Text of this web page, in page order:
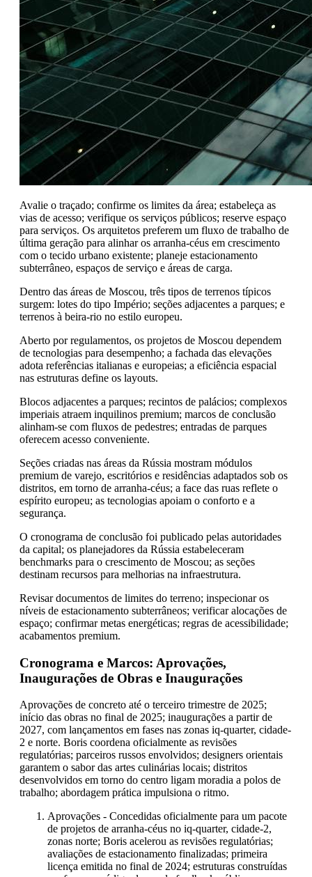
Avalie o traçado; confirme os limites da área; estabeleça as
vias de acesso; verifique os serviços públicos; reserve espaço
para serviços. Os arquitetos preferem um fluxo de trabalho de
última geração para alinhar os arranha-céus em crescimento
com o tecido urbano existente; planeje estacionamento
subterrâneo, espaços de serviço e áreas de carga.
Dentro das áreas de Moscou, três tipos de terrenos típicos
surgem: lotes do tipo Império; seções adjacentes a parques; e
terrenos à beira-rio no estilo europeu.
Aberto por regulamentos, os projetos de Moscou dependem
de tecnologias para desempenho; a fachada das elevações
adota referências italianas e europeias; a eficiência espacial
nas estruturas define os layouts.
Blocos adjacentes a parques; recintos de palácios; complexos
imperiais atraem inquilinos premium; marcos de conclusão
alinham-se com fluxos de pedestres; entradas de parques
oferecem acesso conveniente.
Seções criadas nas áreas da Rússia mostram módulos
premium de varejo, escritórios e residências adaptados sob os
distritos, em torno de arranha-céus; a face das ruas reflete o
espírito europeu; as tecnologias apoiam o conforto e a
segurança.
O cronograma de conclusão foi publicado pelas autoridades
da capital; os planejadores da Rússia estabeleceram
benchmarks para o crescimento de Moscou; as seções
destinam recursos para melhorias na infraestrutura.
Revisar documentos de limites do terreno; inspecionar os
níveis de estacionamento subterrâneos; verificar alocações de
espaço; confirmar metas energéticas; regras de acessibilidade;
acabamentos premium.
Cronograma e Marcos: Aprovações,
Inaugurações de Obras e Inaugurações
Aprovações de concreto até o terceiro trimestre de 2025;
início das obras no final de 2025; inaugurações a partir de
2027, com lançamentos em fases nas zonas iq-quarter, cidade-
2 e norte. Boris coordena oficialmente as revisões
regulatórias; parceiros russos envolvidos; designers orientais
garantem o sabor das artes culinárias locais; distritos
desenvolvidos em torno do centro ligam moradia a polos de
trabalho; abordagem prática impulsiona o ritmo.
Aprovações - Concedidas oficialmente para um pacote
de projetos de arranha-céus no iq-quarter, cidade-2,
zonas norte; Boris acelerou as revisões regulatórias;
avaliações de estacionamento finalizadas; primeira
licença emitida no final de 2024; estruturas construídas